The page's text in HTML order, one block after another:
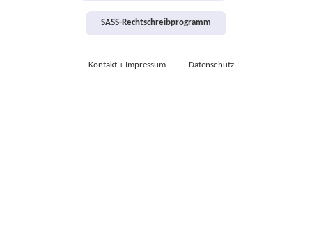
SASS-Rechtschreibprogramm
Kontakt + Impressum Datenschutz